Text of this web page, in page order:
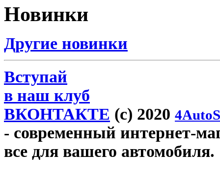
Новинки
Другие новинки
Вступай
в наш клуб
ВКОНТАКТЕ (c) 2020
- современный интернет-
все для вашего автомобиля.